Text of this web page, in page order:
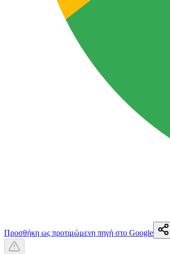
Προσθήκη ως προτιμώμενη πηγή στο Google